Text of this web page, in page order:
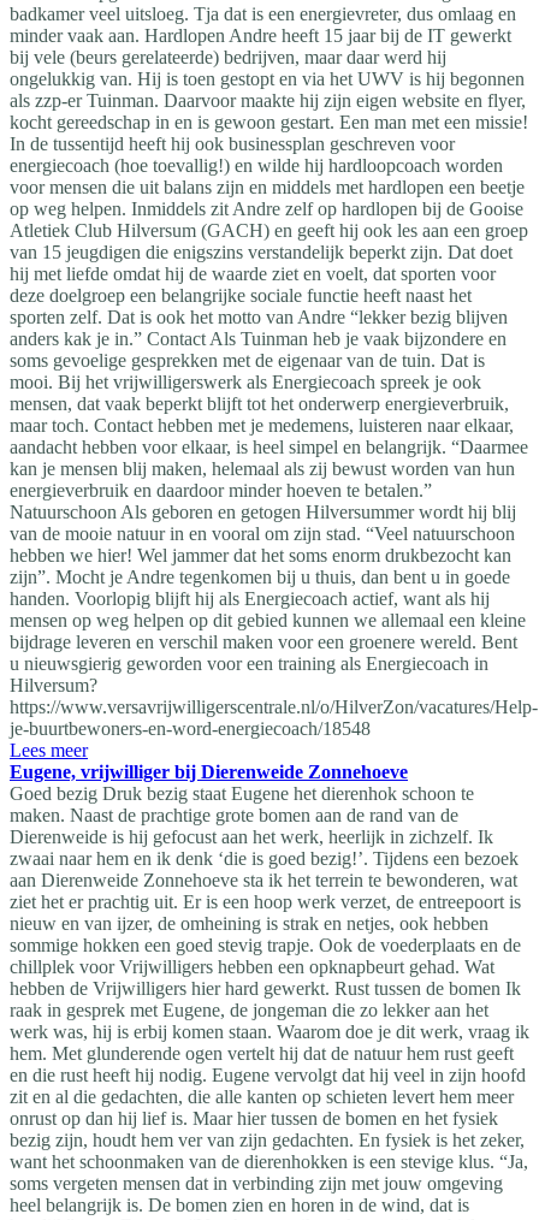
badkamer veel uitsloeg. Tja dat is een energievreter, dus omlaag en
minder vaak aan. Hardlopen Andre heeft 15 jaar bij de IT gewerkt
bij vele (beurs gerelateerde) bedrijven, maar daar werd hij
ongelukkig van. Hij is toen gestopt en via het UWV is hij begonnen
als zzp-er Tuinman. Daarvoor maakte hij zijn eigen website en flyer,
kocht gereedschap in en is gewoon gestart. Een man met een missie!
In de tussentijd heeft hij ook businessplan geschreven voor
energiecoach (hoe toevallig!) en wilde hij hardloopcoach worden
voor mensen die uit balans zijn en middels met hardlopen een beetje
op weg helpen. Inmiddels zit Andre zelf op hardlopen bij de Gooise
Atletiek Club Hilversum (GACH) en geeft hij ook les aan een groep
van 15 jeugdigen die enigszins verstandelijk beperkt zijn. Dat doet
hij met liefde omdat hij de waarde ziet en voelt, dat sporten voor
deze doelgroep een belangrijke sociale functie heeft naast het
sporten zelf. Dat is ook het motto van Andre “lekker bezig blijven
anders kak je in.” Contact Als Tuinman heb je vaak bijzondere en
soms gevoelige gesprekken met de eigenaar van de tuin. Dat is
mooi. Bij het vrijwilligerswerk als Energiecoach spreek je ook
mensen, dat vaak beperkt blijft tot het onderwerp energieverbruik,
maar toch. Contact hebben met je medemens, luisteren naar elkaar,
aandacht hebben voor elkaar, is heel simpel en belangrijk. “Daarmee
kan je mensen blij maken, helemaal als zij bewust worden van hun
energieverbruik en daardoor minder hoeven te betalen.”
Natuurschoon Als geboren en getogen Hilversummer wordt hij blij
van de mooie natuur in en vooral om zijn stad. “Veel natuurschoon
hebben we hier! Wel jammer dat het soms enorm drukbezocht kan
zijn”. Mocht je Andre tegenkomen bij u thuis, dan bent u in goede
handen. Voorlopig blijft hij als Energiecoach actief, want als hij
mensen op weg helpen op dit gebied kunnen we allemaal een kleine
bijdrage leveren en verschil maken voor een groenere wereld. Bent
u nieuwsgierig geworden voor een training als Energiecoach in
Hilversum?
https://www.versavrijwilligerscentrale.nl/o/HilverZon/vacatures/Help-
je-buurtbewoners-en-word-energiecoach/18548
Lees meer
Eugene, vrijwilliger bij Dierenweide Zonnehoeve
Goed bezig Druk bezig staat Eugene het dierenhok schoon te
maken. Naast de prachtige grote bomen aan de rand van de
Dierenweide is hij gefocust aan het werk, heerlijk in zichzelf. Ik
zwaai naar hem en ik denk ‘die is goed bezig!’. Tijdens een bezoek
aan Dierenweide Zonnehoeve sta ik het terrein te bewonderen, wat
ziet het er prachtig uit. Er is een hoop werk verzet, de entreepoort is
nieuw en van ijzer, de omheining is strak en netjes, ook hebben
sommige hokken een goed stevig trapje. Ook de voederplaats en de
chillplek voor Vrijwilligers hebben een opknapbeurt gehad. Wat
hebben de Vrijwilligers hier hard gewerkt. Rust tussen de bomen Ik
raak in gesprek met Eugene, de jongeman die zo lekker aan het
werk was, hij is erbij komen staan. Waarom doe je dit werk, vraag ik
hem. Met glunderende ogen vertelt hij dat de natuur hem rust geeft
en die rust heeft hij nodig. Eugene vervolgt dat hij veel in zijn hoofd
zit en al die gedachten, die alle kanten op schieten levert hem meer
onrust op dan hij lief is. Maar hier tussen de bomen en het fysiek
bezig zijn, houdt hem ver van zijn gedachten. En fysiek is het zeker,
want het schoonmaken van de dierenhokken is een stevige klus. “Ja,
soms vergeten mensen dat in verbinding zijn met jouw omgeving
heel belangrijk is. De bomen zien en horen in de wind, dat is